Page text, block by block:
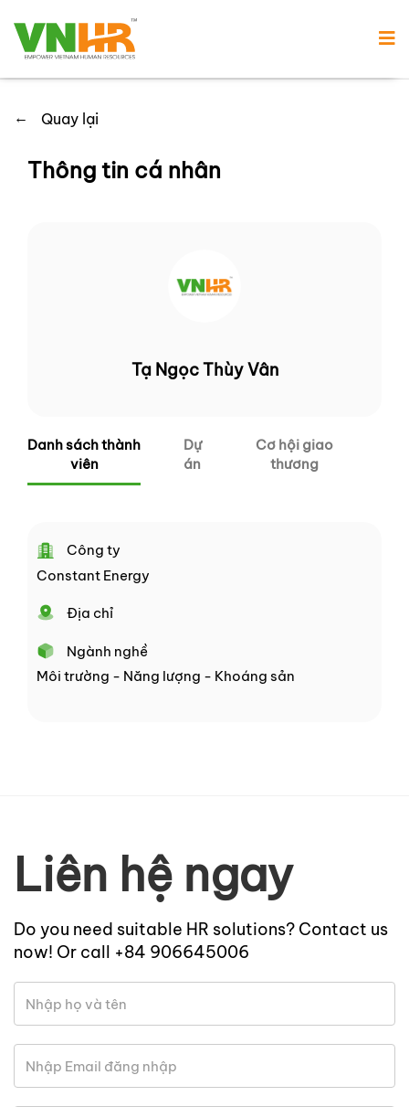
← Quay lại
Thông tin cá nhân
Tạ Ngọc Thùy Vân
Danh sách thành
viên
Dự
án
Cơ hội giao
thương
Công ty
Constant Energy
Địa chỉ
Ngành nghề
Môi trường - Năng lượng - Khoáng sản
Liên hệ ngay
Do you need suitable HR solutions? Contact us
now! Or call +84 906645006